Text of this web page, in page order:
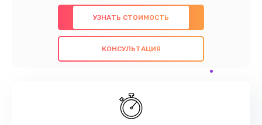
предлагаем быстрый и качественный ремонт с
использованием оригинальных компонентов, а
также гарантируем качество всех
проведенных работ. Наша цель - предоставить
наилучшим образом. Не медлите записаться на
УЗНАТЬ СТОИМОСТЬ
КОНСУЛЬТАЦИЯ